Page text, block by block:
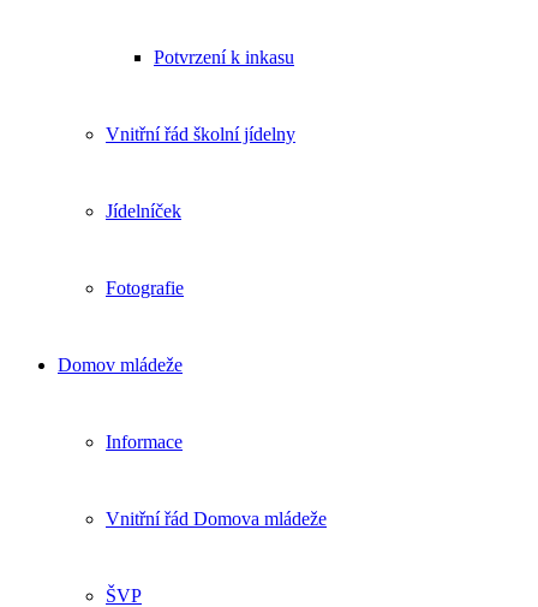
Potvrzení k inkasu
Vnitřní řád školní jídelny
Jídelníček
Fotografie
Domov mládeže
Informace
Vnitřní řád Domova mládeže
ŠVP